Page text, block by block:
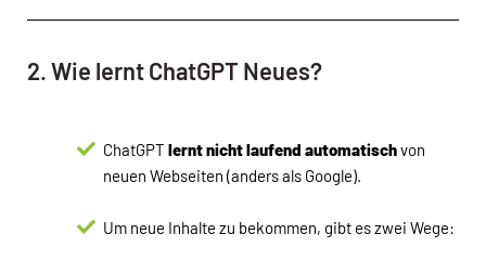
2. Wie lernt ChatGPT Neues?
ChatGPT lernt nicht laufend automatischvon
neuen Webseiten (anders als Google).
Um neue Inhalte zu bekommen, gibt es zwei Wege: